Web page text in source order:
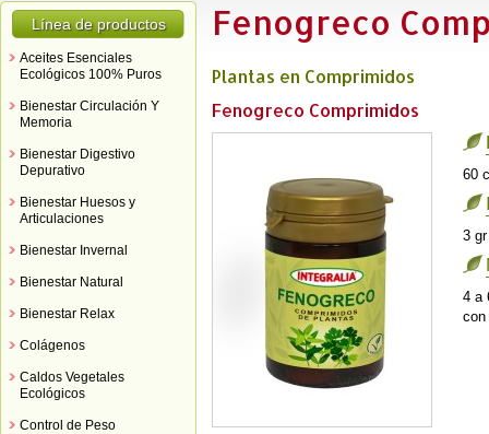
Línea de productos
Aceites Esenciales
Ecológicos 100% Puros
Bienestar Circulación Y
Memoria
Bienestar Digestivo
Depurativo
Bienestar Huesos y
Articulaciones
Bienestar Invernal
Bienestar Natural
Bienestar Relax
Colágenos
Caldos Vegetales
Ecológicos
Control de Peso
Fenogreco
Plantas en Comprimidos
Fenogreco Comprimidos
60
3
4 a
con